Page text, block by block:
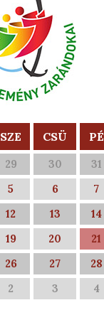
SZE CSÜ PÉ
29 30 31
5 6 7
12 13 14
19 20 21
26 27 28
2 3 4